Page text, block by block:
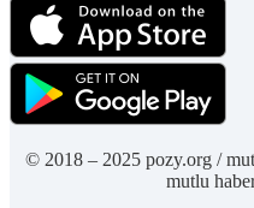
© 2018 – 2025 pozy.org /
mutlu